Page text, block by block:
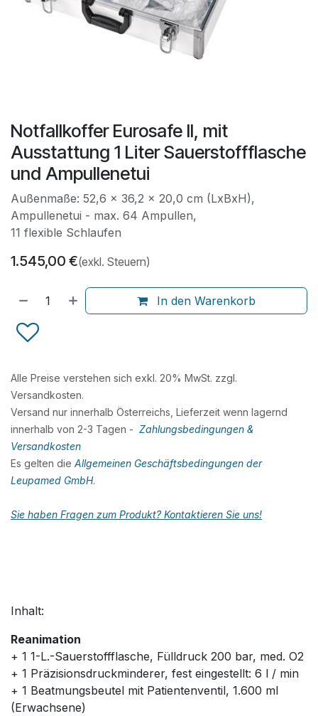
Notfallkoffer Eurosafe II, mit
Ausstattung 1 Liter Sauerstoffflasche
und Ampullenetui
Außenmaße: 52,6 x 36,2 x 20,0 cm (LxBxH),
Ampullenetui - max. 64 Ampullen,
11 flexible Schlaufen
1.545,00 €(exkl. Steuern)
In den Warenkorb
Alle Preise verstehen sich exkl. 20% MwSt. zzgl.
Versandkosten.
Versand nur innerhalb Österreichs, Lieferzeit wenn lagernd
innerhalb von 2-3 Tagen - Zahlungsbedingungen &
Versandkosten
Es gelten die Allgemeinen Geschäftsbedingungen der
Leupamed GmbH.
Sie haben Fragen zum Produkt? Kontaktieren Sie uns!
Inhalt:
Reanimation
+ 1 1-L.-Sauerstoffflasche, Fülldruck 200 bar, med. O2
+ 1 Präzisionsdruckminderer, fest eingestellt: 6 l / min
+ 1 Beatmungsbeutel mit Patientenventil, 1.600 ml
(Erwachsene)